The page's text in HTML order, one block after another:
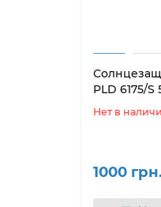
PLD 6175/S
Нет в
1000 грн.